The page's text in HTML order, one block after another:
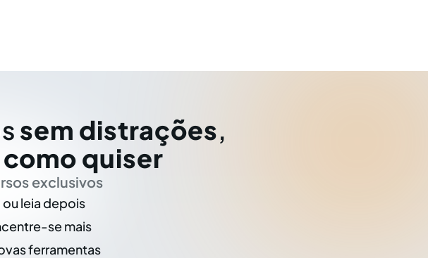
sem distrações,
como quiser
exclusivos
leia depois
se mais
ferramentas